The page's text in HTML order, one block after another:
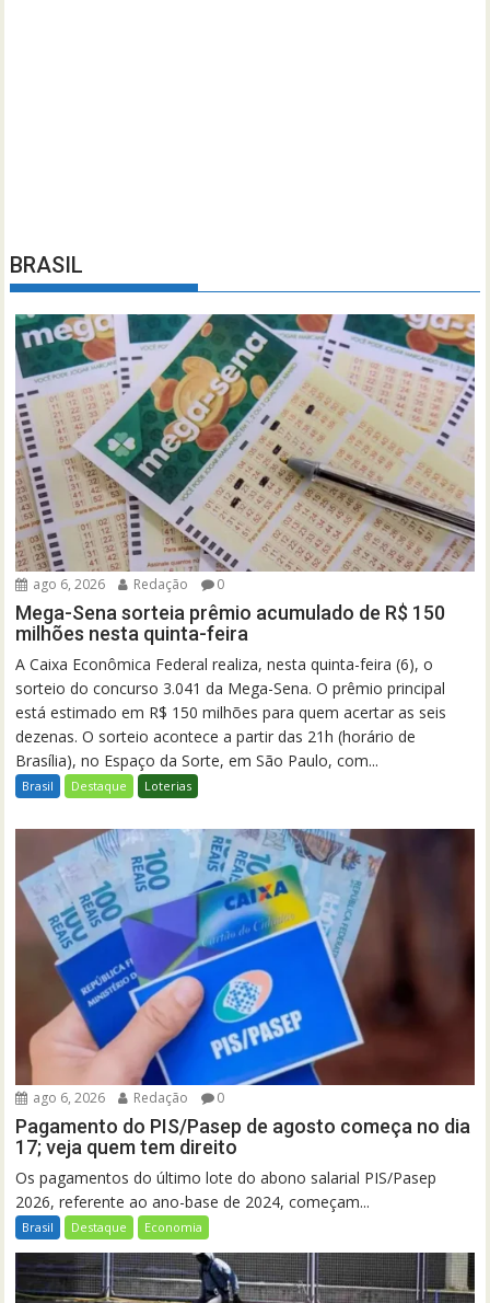
BRASIL
ago 6, 2026 Redação 0
Mega-Sena sorteia prêmio acumulado de R$ 150
milhões nesta quinta-feira
A Caixa Econômica Federal realiza, nesta quinta-feira (6), o
sorteio do concurso 3.041 da Mega-Sena. O prêmio principal
está estimado em R$ 150 milhões para quem acertar as seis
dezenas. O sorteio acontece a partir das 21h (horário de
Brasília), no Espaço da Sorte, em São Paulo, com...
Brasil Destaque Loterias
ago 6, 2026 Redação 0
Pagamento do PIS/Pasep de agosto começa no dia
17; veja quem tem direito
Os pagamentos do último lote do abono salarial PIS/Pasep
2026, referente ao ano-base de 2024, começam...
Brasil Destaque Economia